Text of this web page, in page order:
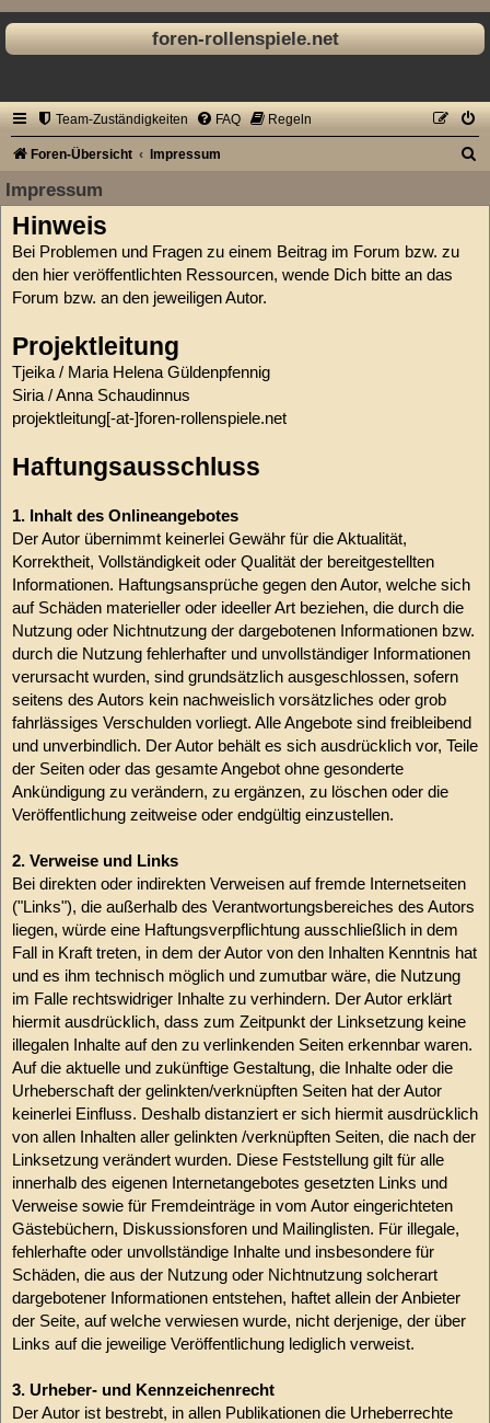
foren-rollenspiele.net
Team-Zuständigkeiten FAQ Regeln
Foren-Übersicht Impressum
c
Impressum
Hinweis
Bei Problemen und Fragen zu einem Beitrag im Forum bzw. zu
den hier veröffentlichten Ressourcen, wende Dich bitte an das
Forum bzw. an den jeweiligen Autor.
Projektleitung
Tjeika / Maria Helena Güldenpfennig
Siria / Anna Schaudinnus
projektleitung[-at-]foren-rollenspiele.net
Haftungsausschluss
1. Inhalt des Onlineangebotes
Der Autor übernimmt keinerlei Gewähr für die Aktualität,
Korrektheit, Vollständigkeit oder Qualität der bereitgestellten
Informationen. Haftungsansprüche gegen den Autor, welche sich
auf Schäden materieller oder ideeller Art beziehen, die durch die
Nutzung oder Nichtnutzung der dargebotenen Informationen bzw.
durch die Nutzung fehlerhafter und unvollständiger Informationen
verursacht wurden, sind grundsätzlich ausgeschlossen, sofern
seitens des Autors kein nachweislich vorsätzliches oder grob
fahrlässiges Verschulden vorliegt. Alle Angebote sind freibleibend
und unverbindlich. Der Autor behält es sich ausdrücklich vor, Teile
der Seiten oder das gesamte Angebot ohne gesonderte
Ankündigung zu verändern, zu ergänzen, zu löschen oder die
Veröffentlichung zeitweise oder endgültig einzustellen.
2. Verweise und Links
Bei direkten oder indirekten Verweisen auf fremde Internetseiten
("Links"), die außerhalb des Verantwortungsbereiches des Autors
liegen, würde eine Haftungsverpflichtung ausschließlich in dem
Fall in Kraft treten, in dem der Autor von den Inhalten Kenntnis hat
und es ihm technisch möglich und zumutbar wäre, die Nutzung
im Falle rechtswidriger Inhalte zu verhindern. Der Autor erklärt
hiermit ausdrücklich, dass zum Zeitpunkt der Linksetzung keine
illegalen Inhalte auf den zu verlinkenden Seiten erkennbar waren.
Auf die aktuelle und zukünftige Gestaltung, die Inhalte oder die
Urheberschaft der gelinkten/verknüpften Seiten hat der Autor
keinerlei Einfluss. Deshalb distanziert er sich hiermit ausdrücklich
von allen Inhalten aller gelinkten /verknüpften Seiten, die nach der
Linksetzung verändert wurden. Diese Feststellung gilt für alle
innerhalb des eigenen Internetangebotes gesetzten Links und
Verweise sowie für Fremdeinträge in vom Autor eingerichteten
Gästebüchern, Diskussionsforen und Mailinglisten. Für illegale,
fehlerhafte oder unvollständige Inhalte und insbesondere für
Schäden, die aus der Nutzung oder Nichtnutzung solcherart
dargebotener Informationen entstehen, haftet allein der Anbieter
der Seite, auf welche verwiesen wurde, nicht derjenige, der über
Links auf die jeweilige Veröffentlichung lediglich verweist.
3. Urheber- und Kennzeichenrecht
Der Autor ist bestrebt, in allen Publikationen die Urheberrechte